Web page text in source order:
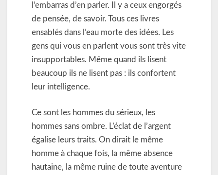
l’embarras d’en parler. Il y a ceux engorgés
de pensée, de savoir. Tous ces livres
ensablés dans l’eau morte des idées. Les
gens qui vous en parlent vous sont très vite
insupportables. Même quand ils lisent
beaucoup ils ne lisent pas : ils confortent
leur intelligence.
Ce sont les hommes du sérieux, les
hommes sans ombre. L’éclat de l’argent
égalise leurs traits. On dirait le même
homme à chaque fois, la même absence
hautaine, la même ruine de toute aventure